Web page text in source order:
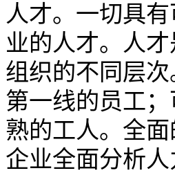
人才。一切具
业的人才。人
组织的不同层
第一线的员工
熟的工人。全
企业全面分析